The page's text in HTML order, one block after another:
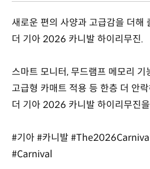
새로운 편의 사양과 고급감을 더해
더 기아 2026 카니발 하이리무진.
스마트 모니터, 무드램프 메모리 기
고급형 카매트 적용 등 한층 더 안
더 기아 2026 카니발 하이리무진
#기아 #카니발
#Carnival